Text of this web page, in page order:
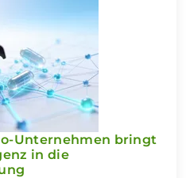
Unternehmen bringt
in die